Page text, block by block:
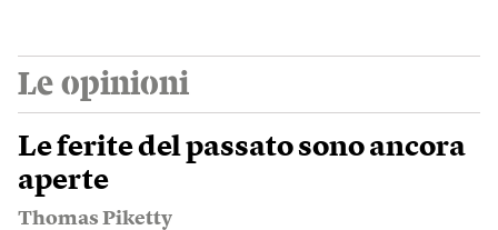
Le opinioni
Le ferite del passato sono ancora
aperte
Thomas Piketty